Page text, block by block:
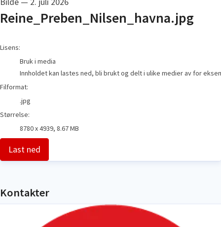
Reine_Preben_Nilsen_havna.jpg
go to media item
Lisens:
Bruk i media
Innholdet kan lastes ned, bli brukt og delt i ulike medier av for
Filformat:
.jpg
Størrelse:
8780 x 4939, 8.67 MB
Last ned
Kontakter